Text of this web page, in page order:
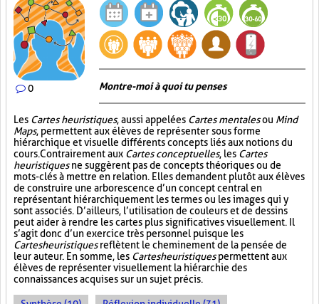
0 Montre-moi à quoi tu penses
Les Cartes heuristiques, aussi appelées Cartes mentalesou Mind
Maps, permettent aux élèves de représenter sous forme
hiérarchique et visuelle différents concepts liés aux notions du
cours. Contrairement aux Cartes conceptuelles, les Cartes
heuristiquesne suggèrent pas de concepts théoriques ou de
mots-clés à mettre en relation. Elles demandent plutôt aux élèves
de construire une arborescence d’un concept central en
représentant hiérarchiquement les termes ou les images qui y
sont associés. D’ailleurs, l’utilisation de couleurs et de dessins
peut aider à rendre les cartes plus significatives visuellement. Il
s’agit donc d’un exercice très personnel puisque les
Cartes heuristiquesreflètent le cheminement de la pensée de
leur auteur. En somme, les Cartes heuristiquespermettent aux
élèves de représenter visuellement la hiérarchie des
connaissances acquises sur un sujet précis.